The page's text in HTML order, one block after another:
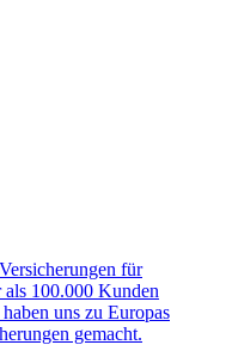
für
100.000 Kunden
uns zu Europas
gemacht.